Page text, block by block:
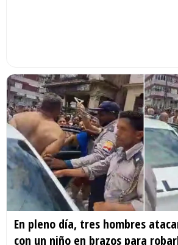
En pleno día, tres hombres
con un niño en brazos para